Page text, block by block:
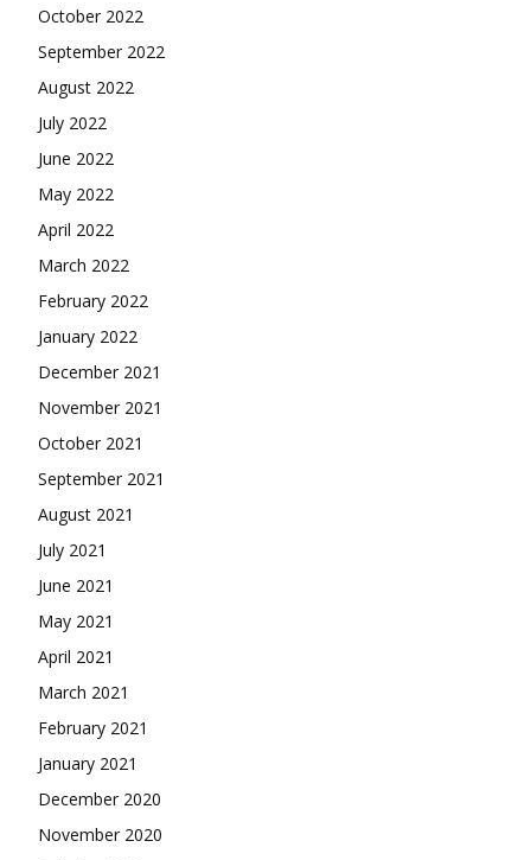
October 2022
September 2022
August 2022
July 2022
June 2022
May 2022
April 2022
March 2022
February 2022
January 2022
December 2021
November 2021
October 2021
September 2021
August 2021
July 2021
June 2021
May 2021
April 2021
March 2021
February 2021
January 2021
December 2020
November 2020